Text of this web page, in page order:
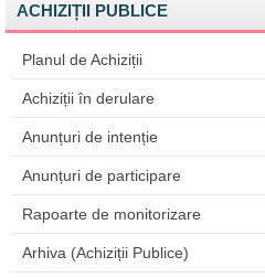
ACHIZIȚII PUBLICE
Planul de Achiziții
Achiziții în derulare
Anunțuri de intenție
Anunțuri de participare
Rapoarte de monitorizare
Arhiva (Achiziții Publice)